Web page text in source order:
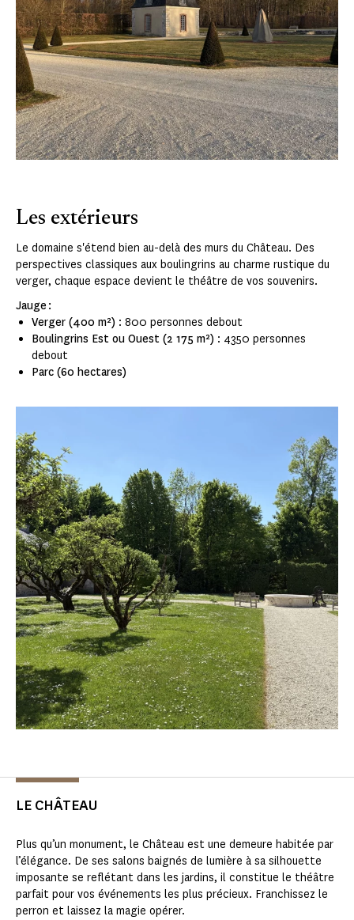
Les extérieurs
Le domaine s'étend bien au-delà des murs du Château. Des
perspectives classiques aux boulingrins au charme rustique du
verger, chaque espace devient le théâtre de vos souvenirs.
Jauge :
Verger (400 m²) : 800 personnes debout
Boulingrins Est ou Ouest (2 175 m²) : 4350 personnes
debout
Parc (60 hectares)
LE CHÂTEAU
Plus qu’un monument, le Château est une demeure habitée par
l’élégance. De ses salons baignés de lumière à sa silhouette
imposante se reflétant dans les jardins, il constitue le théâtre
parfait pour vos événements les plus précieux. Franchissez le
perron et laissez la magie opérer.